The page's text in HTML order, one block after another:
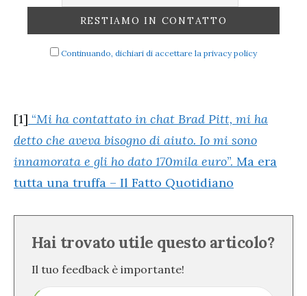
Continuando, dichiari di accettare la privacy policy
[1] “Mi ha contattato in chat Brad Pitt, mi ha
detto che aveva bisogno di aiuto. Io mi sono
innamorata e gli ho dato 170mila euro”. Ma era
tutta una truffa – Il Fatto Quotidiano
Hai trovato utile questo articolo?
Il tuo feedback è importante!